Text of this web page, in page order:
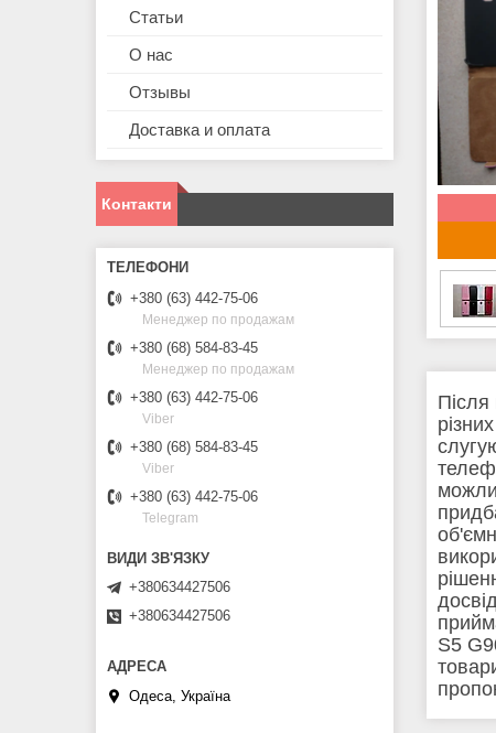
Після
S5
Статьи
О нас
Отзывы
Доставка и оплата
Контакти
+380 (63) 442-75-06
Менеджер по продажам
+380 (68) 584-83-45
Менеджер по продажам
+380 (63) 442-75-06
Viber
+380 (68) 584-83-45
Viber
+380 (63) 442-75-06
Telegram
+380634427506
+380634427506
Одеса, Україна